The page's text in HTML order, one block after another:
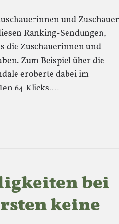
und Zuschauer
Ranking-Sendungen,
die Zuschauerinnen und
Zum Beispiel über die
eroberte dabei im
64 Klicks.…
bei
keine